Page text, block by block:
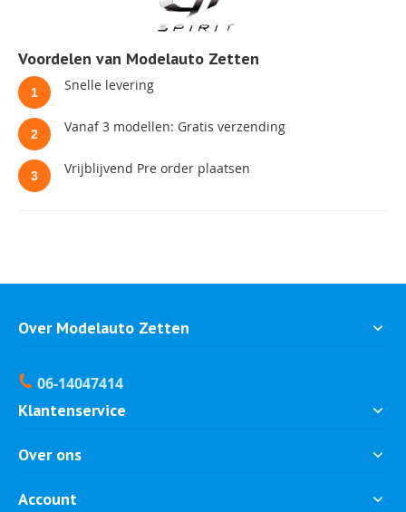
Voordelen van Modelauto Zetten
1 Snelle levering
2 Vanaf 3 modellen: Gratis verzending
3 Vrijblijvend Pre order plaatsen
Over Modelauto Zetten
06-14047414
Klantenservice
Over ons
Account